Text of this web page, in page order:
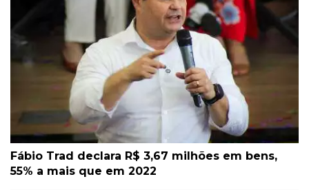
Fábio Trad declara R$ 3,67 milhões em bens,
55% a mais que em 2022